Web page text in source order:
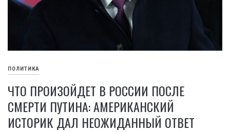
ПОЛИТИКА
ЧТО ПРОИЗОЙДЕТ В РОССИИ ПОСЛЕ
СМЕРТИ ПУТИНА: АМЕРИКАНСКИЙ
ИСТОРИК ДАЛ НЕОЖИДАННЫЙ ОТВЕТ